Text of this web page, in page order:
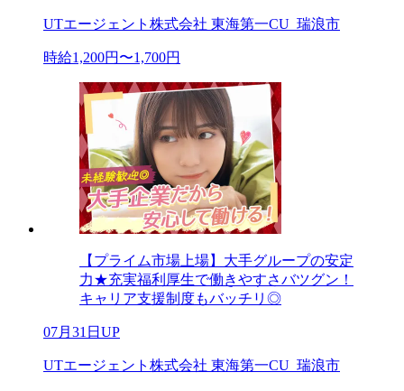
UTエージェント株式会社 東海第一CU_瑞浪市
時給1,200円〜1,700円
【プライム市場上場】大手グループの安定
力★充実福利厚生で働きやすさバツグン！
キャリア支援制度もバッチリ◎
07月31日UP
UTエージェント株式会社 東海第一CU_瑞浪市